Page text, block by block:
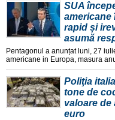
SUA
americane
rapid și
asumă
Pentagonul a anunțat luni, 27
americane in Europa, masura
Poliţia
tone de
valoare de
euro